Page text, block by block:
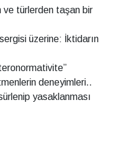
ve türlerden taşan bir
üzerine: İktidarın
deneyimleri..
yasaklanması